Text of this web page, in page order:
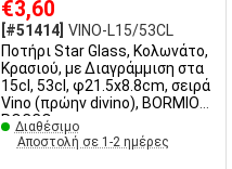
€3,60
[#51414] VINO-L15/53CL
Ποτήρι Star Glass, Κολωνάτο,
Κρασιού, με Διαγράμμιση στα
15cl, 53cl, φ21.5x8.8cm, σειρά
Vino (πρώην divino), BORMIOLI
ROCCO
Διαθέσιμο
Αποστολή σε 1-2 ημέρες